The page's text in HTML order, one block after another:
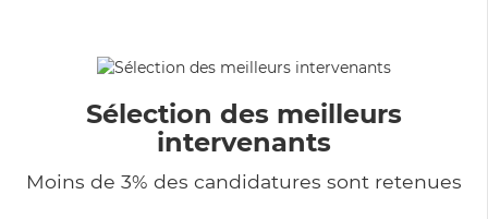
Sélection des meilleurs
intervenants
Moins de 3% des candidatures sont retenues